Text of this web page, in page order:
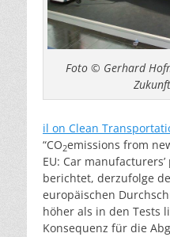
Foto © Gerhard
Zukunft
il on Clean
“CO2emissions from
EU: Car
berichtet, derzufolge
europäischen
höher als in den Tests
Konsequenz für die